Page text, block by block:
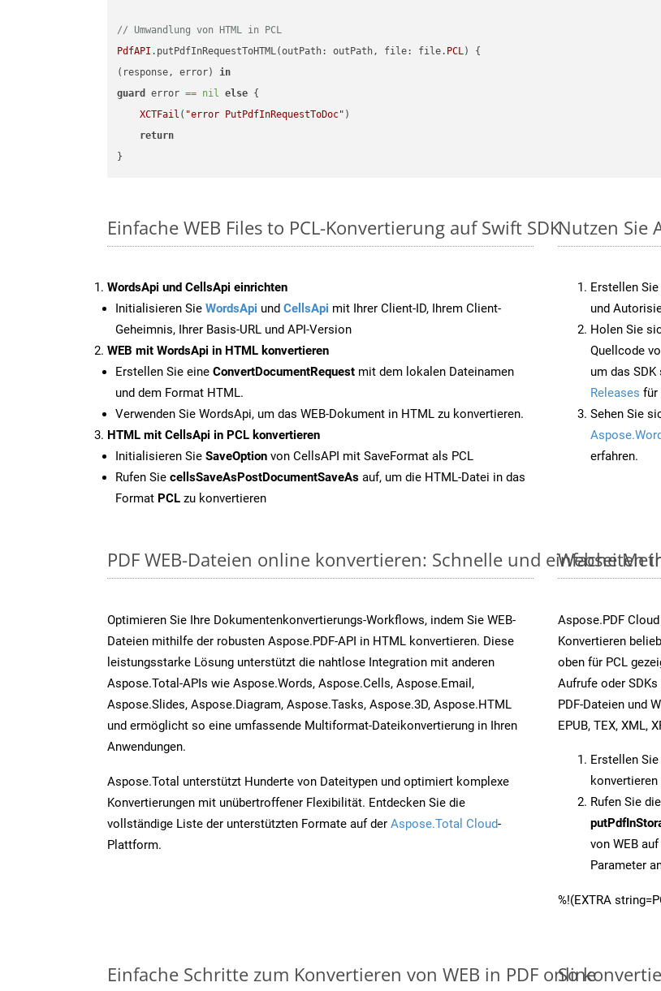
// Umwandlung von HTML in PCL
PdfAPI .putPdfInRequestToHTML(outPath: outPath, file: file. PCL) {
(response, error) in
guard
error == nil else {
XCTFail ( "error PutPdfInRequestToDoc" )
return
Einfache WEB Files to PCL-Konvertierung auf Swift SDK
WordsApi und CellsApi einrichten
Initialisieren Sie WordsApi und CellsApi mit Ihrer Client-ID, Ihrem Client-
Geheimnis, Ihrer Basis-URL und API-Version
WEB mit WordsApi in HTML konvertieren
Erstellen Sie eine ConvertDocumentRequest mit dem lokalen Dateinamen
und dem Format HTML.
Verwenden Sie WordsApi, um das WEB-Dokument in HTML zu konvertieren.
HTML mit CellsApi in PCL konvertieren
Initialisieren Sie SaveOption von CellsAPI mit SaveFormat als PCL
Rufen Sie cellsSaveAsPostDocumentSaveAs auf, um die HTML-Datei in das
Format PCL zu konvertieren
Nutzen Sie
Erstellen
und
Holen Sie
Quellcode
um das
Releases für
Sehen Sie
erfahren.
PDF WEB-Dateien online konvertieren: Schnelle und einfache
Optimieren Sie Ihre Dokumentenkonvertierungs-Workflows, indem Sie WEB-
Dateien mithilfe der robusten Aspose.PDF-API in HTML konvertieren. Diese
leistungsstarke Lösung unterstützt die nahtlose Integration mit anderen
Aspose.Total-APIs wie Aspose.Words, Aspose.Cells, Aspose.Email,
Aspose.Slides, Aspose.Diagram, Aspose.Tasks, Aspose.3D, Aspose.HTML
und ermöglicht so eine umfassende Multiformat-Dateikonvertierung in Ihren
Anwendungen.
Aspose.Total unterstützt Hunderte von Dateitypen und optimiert komplexe
Konvertierungen mit unübertroffener Flexibilität. Entdecken Sie die
vollständige Liste der unterstützten Formate auf der Aspose.Total Cloud-
Plattform.
Webseiten
Aspose.PDF
Konvertieren
oben für PCL
Aufrufe oder
PDF-Dateien und
EPUB, TEX, XML,
Erstellen
konvertieren
Rufen Sie
von WEB
Parameter
%!(EXTRA
Einfache Schritte zum Konvertieren von WEB in PDF online
So